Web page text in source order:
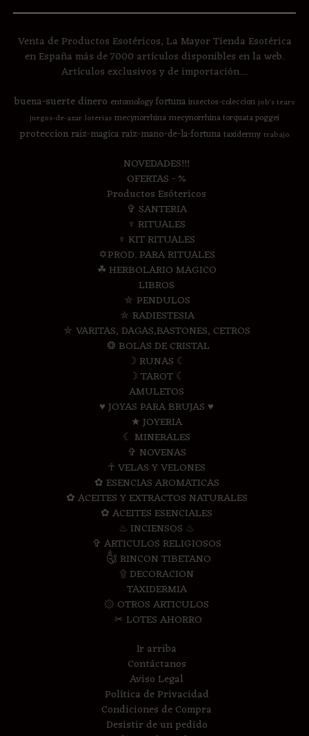
Venta de Productos Esotéricos, La Mayor Tienda Esotérica
en España más de 7000 artículos disponibles en la web.
Artículos exclusivos y de importación....
buena-suertedinero entomologyfortunainsectos-coleccion job's tears
juegos-de-azar loterias mecynorrhinamecynorrhina torquata poggei
proteccion raiz-magica raiz-mano-de-la-fortunataxidermy trabajo
NOVEDADES!!!
OFERTAS - %
Productos Esótericos
✞ SANTERIA
♆ RITUALES
♆ KIT RITUALES
✡PROD. PARA RITUALES
☘ HERBOLARIO MAGICO
LIBROS
⛤ PENDULOS
⛤ RADIESTESIA
⛤ VARITAS, DAGAS,BASTONES, CETROS
❂ BOLAS DE CRISTAL
☽ RUNAS ☾
☽ TAROT ☾
AMULETOS
♥ JOYAS PARA BRUJAS ♥
★ JOYERIA
☾ MINERALES
✞ NOVENAS
☥ VELAS Y VELONES
✿ ESENCIAS AROMATICAS
✿ ACEITES Y EXTRACTOS NATURALES
✿ ACEITES ESENCIALES
♨ INCIENSOS ♨
✞ ARTICULOS RELIGIOSOS
༃ RINCON TIBETANO
۩ DECORACION
TAXIDERMIA
۞ OTROS ARTICULOS
✂ LOTES AHORRO
Ir arriba
Contáctanos
Aviso Legal
Política de Privacidad
Condiciones de Compra
Desistir de un pedido